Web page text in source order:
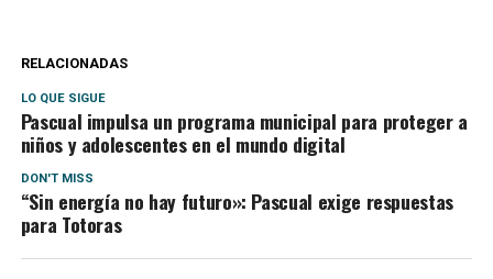
RELACIONADAS
LO QUE SIGUE
Pascual impulsa un programa municipal para proteger a
niños y adolescentes en el mundo digital
DON'T MISS
“Sin energía no hay futuro»: Pascual exige respuestas
para Totoras